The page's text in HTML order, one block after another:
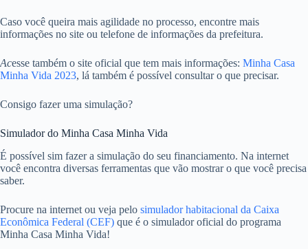
Caso você queira mais agilidade no processo, encontre mais
informações no site ou telefone de informações da prefeitura.
Acesse também o site oficial que tem mais informações: Minha Casa
Minha Vida 2023, lá também é possível consultar o que precisar.
Consigo fazer uma simulação?
Simulador do Minha Casa Minha Vida
É possível sim fazer a simulação do seu financiamento. Na internet
você encontra diversas ferramentas que vão mostrar o que você precisa
saber.
Procure na internet ou veja pelo simulador habitacional da Caixa
Econômica Federal (CEF) que é o simulador oficial do programa
Minha Casa Minha Vida!